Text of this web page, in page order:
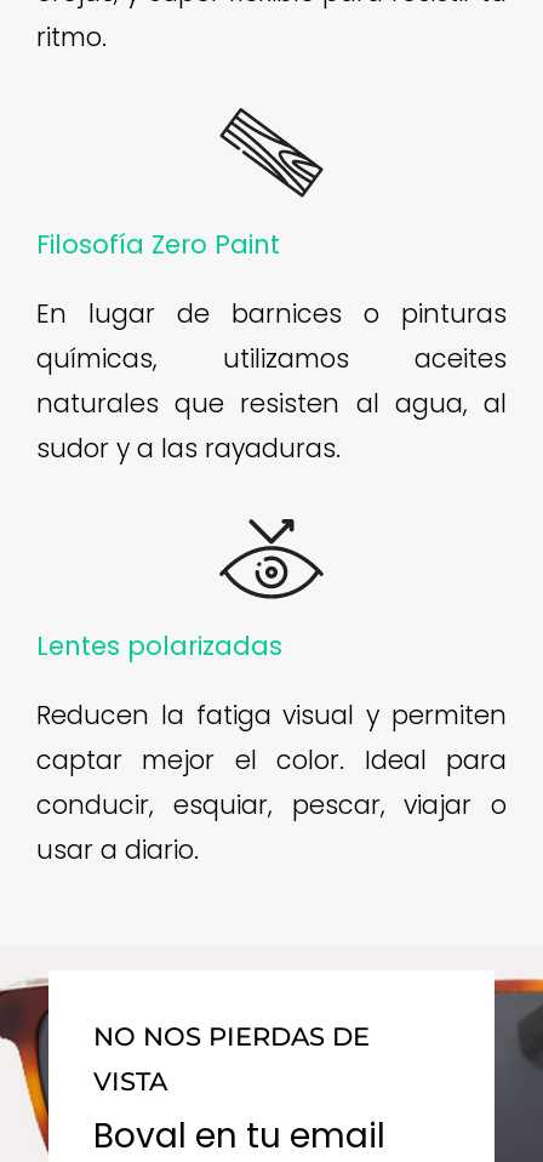
ritmo.
Filosofía Zero Paint
En lugar de barnices o pinturas
químicas, utilizamos aceites
naturales que resisten al agua, al
sudor y a las rayaduras.
Lentes polarizadas
Reducen la fatiga visual y permiten
captar mejor el color. Ideal para
conducir, esquiar, pescar, viajar o
usar a diario.
NO NOS PIERDAS DE
VISTA
Boval en tu email